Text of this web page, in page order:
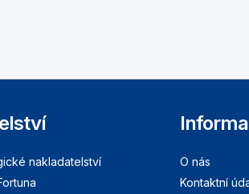
nakladatelství
O nás
Kontaktní